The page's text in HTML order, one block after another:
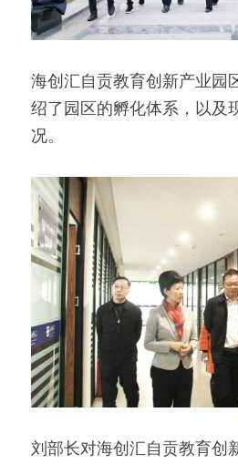
海创汇自贡教育创新产业园
绍了园区的孵化体系，以及
况。
刘部长对海创汇自贡教育创